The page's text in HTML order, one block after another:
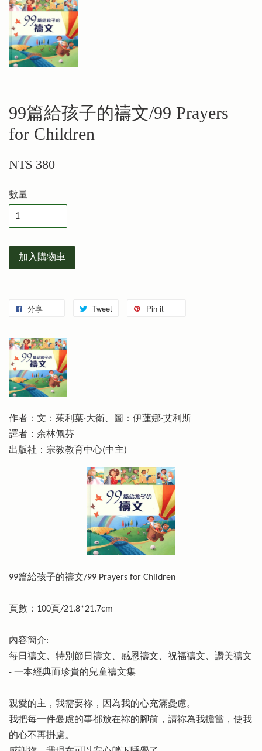
99篇給孩子的禱文/99 Prayers
for Children
NT$ 380
數量
加入購物車
分享 Tweet Pin it
作者：文：茱利葉‧大衛、圖：伊蓮娜‧艾利斯
譯者：余林佩芬
出版社：宗教教育中心(中主)
99篇給孩子的禱文/99 Prayers for Children
頁數：100頁/21.8*21.7cm
內容簡介:
每日禱文、特別節日禱文、感恩禱文、祝福禱文、讚美禱文
- 一本經典而珍貴的兒童禱文集
親愛的主，我需要祢，因為我的心充滿憂慮。
我把每一件憂慮的事都放在祢的腳前，請祢為我擔當，使我
的心不再掛慮。